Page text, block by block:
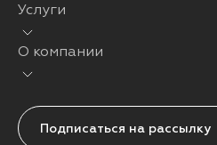
Услуги
О компании